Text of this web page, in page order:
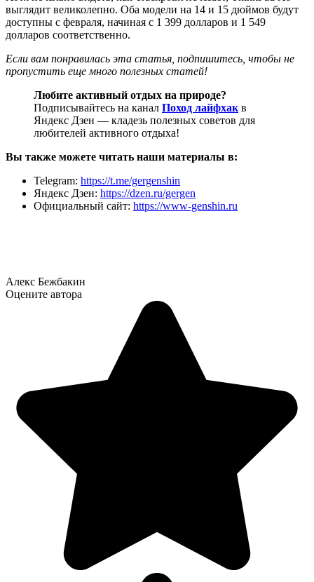
выглядит великолепно. Оба модели на 14 и 15 дюймов будут
доступны с февраля, начиная с 1 399 долларов и 1 549
долларов соответственно.
Если вам понравилась эта статья, подпишитесь, чтобы не
пропустить еще много полезных статей!
Любите активный отдых на природе?
Подписывайтесь на канал Поход лайфхак в
Яндекс Дзен — кладезь полезных советов для
любителей активного отдыха!
Вы также можете читать наши материалы в:
Telegram: https://t.me/gergenshin
Яндекс Дзен: https://dzen.ru/gergen
Официальный сайт: https://www-genshin.ru
Алекс Бежбакин
Оцените автора